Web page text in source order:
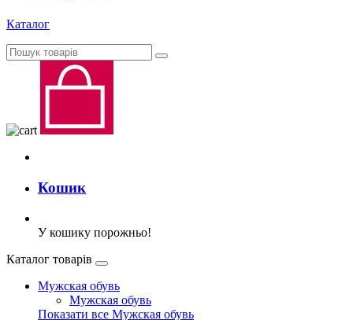
Каталог
Кошик
У кошику порожньо!
Каталог товарів
Мужская обувь
Мужская обувь
Показати все Мужская обувь